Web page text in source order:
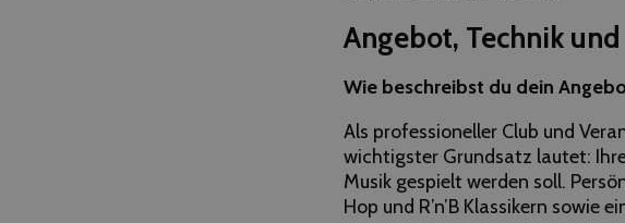
Angebot, Technik
Wie beschreibst du dein
Als professioneller Club und
wichtigster Grundsatz lautet:
Musik gespielt werden soll.
Hop und R’n’B Klassikern